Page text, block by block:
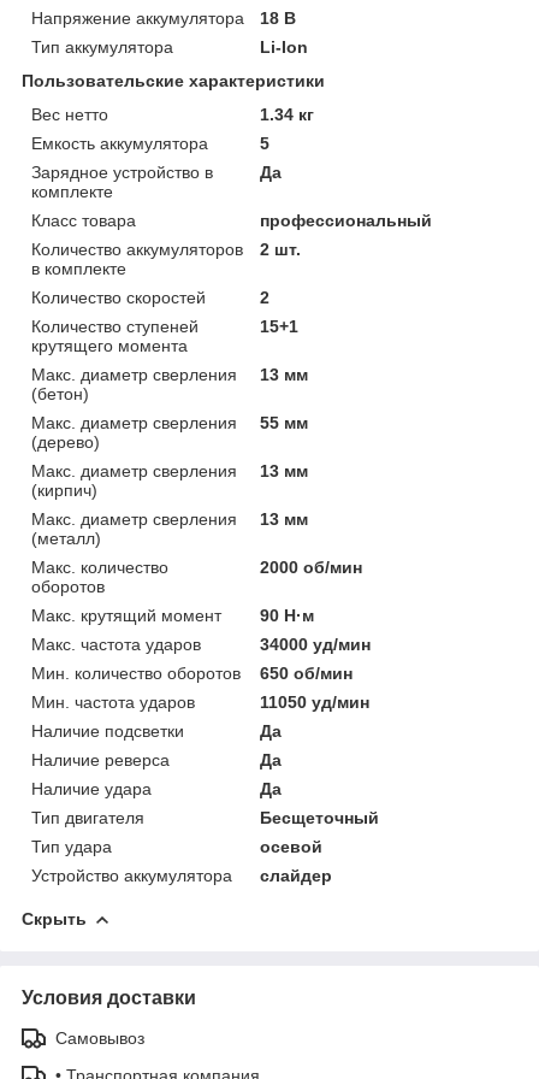
Напряжение аккумулятора
18 В
Тип аккумулятора
Li-Ion
Пользовательские характеристики
Вес нетто
1.34 кг
Емкость аккумулятора
5
Зарядное устройство в
комплекте
Да
Класс товара
профессиональный
Количество аккумуляторов
в комплекте
2 шт.
Количество скоростей
2
Количество ступеней
крутящего момента
15+1
Макс. диаметр сверления
(бетон)
13 мм
Макс. диаметр сверления
(дерево)
55 мм
Макс. диаметр сверления
(кирпич)
13 мм
Макс. диаметр сверления
(металл)
13 мм
Макс. количество
оборотов
2000 об/мин
Макс. крутящий момент
90 Н·м
Макс. частота ударов
34000 уд/мин
Мин. количество оборотов
650 об/мин
Мин. частота ударов
11050 уд/мин
Наличие подсветки
Да
Наличие реверса
Да
Наличие удара
Да
Тип двигателя
Бесщеточный
Тип удара
осевой
Устройство аккумулятора
слайдер
Скрыть
Условия доставки
Самовывоз
• Транспортная компания